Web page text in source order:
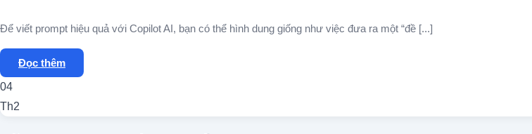
Để viết prompt hiệu quả với Copilot AI, bạn có thể hình dung giống như việc đưa ra một “đề [...]
Đọc thêm
04
Th2